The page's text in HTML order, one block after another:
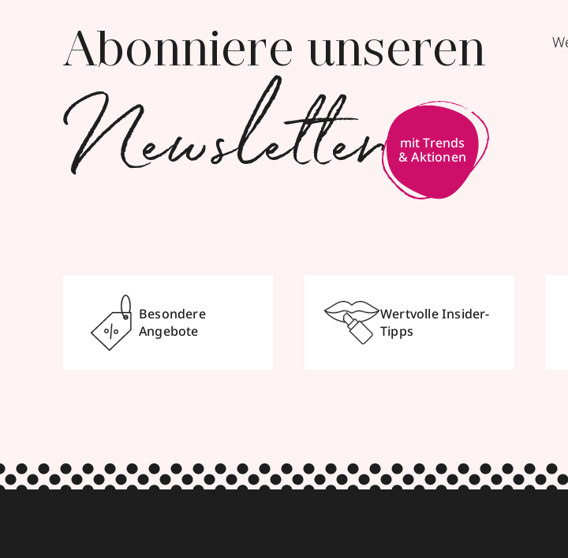
Abonniere unseren
Newsletter
mit Trends
& Aktionen
Besondere
Angebote
Wertvolle Insider-
Tipps